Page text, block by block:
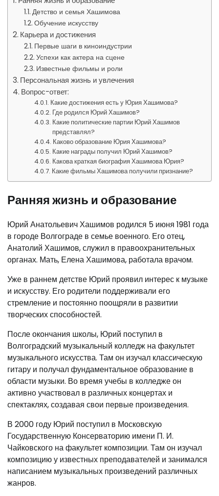
Детство и семья Хашимова
Обучение искусству
Карьера и достижения
Первые шаги в киноиндустрии
Успехи как актера на сцене
Известные фильмы и роли
Персональная жизнь и увлечения
Вопрос-ответ:
Какие достижения есть у Юрия Хашимова?
Где родился Юрий Хашимов?
Какие политические партии Юрий Хашимов
представлял?
Каково образование Юрия Хашимова?
Какие награды получил Юрий Хашимов?
Какова краткая биография Хашимова Юрия?
Какие фильмы Хашимова получили признание?
Ранняя жизнь и образование
Юрий Анатольевич Хашимов родился 5 июня 1981 года
в городе Волгограде в семье военного. Его отец,
Анатолий Хашимов, служил в правоохранительных
органах. Мать, Елена Хашимова, работала врачом.
Уже в раннем детстве Юрий проявил интерес к музыке
и искусству. Его родители поддерживали его
стремление и постоянно поощряли в развитии
творческих способностей.
После окончания школы, Юрий поступил в
Волгоградский музыкальный колледж на факультет
музыкального искусства. Там он изучал классическую
гитару и получал фундаментальное образование в
области музыки. Во время учебы в колледже он
активно участвовал в различных концертах и
спектаклях, создавая свои первые произведения.
В 2000 году Юрий поступил в Московскую
Государственную Консерваторию имени П. И.
Чайковского на факультет композиции. Там он изучал
композицию у известных преподавателей и занимался
написанием музыкальных произведений различных
жанров.